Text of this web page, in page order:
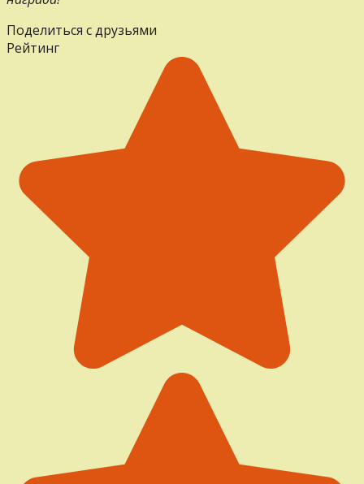
Поделиться с друзьями
Рейтинг